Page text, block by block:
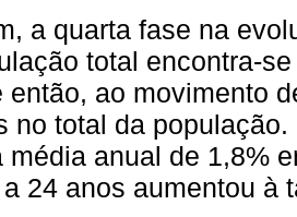
a quarta fase na
total encontra-
então, ao movimento
no total da
média anual de 1,8%
24 anos aumentou à